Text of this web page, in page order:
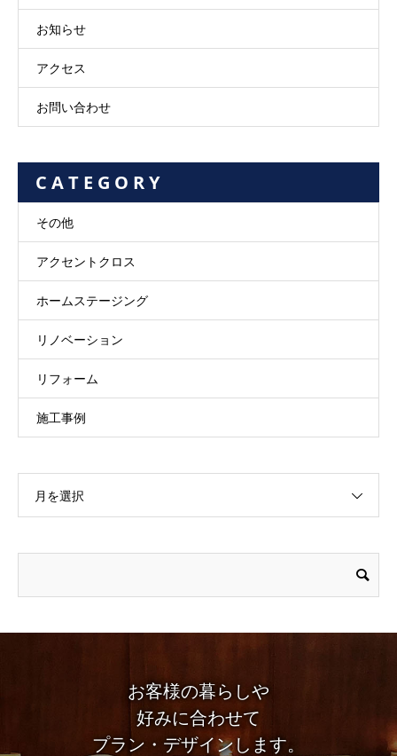
お知らせ
アクセス
お問い合わせ
C A T E G O R Y
その他
アクセントクロス
ホームステージング
リノベーション
リフォーム
施工事例
月を選択
お客様の暮らしや
好みに合わせて
プラン・デザインします。